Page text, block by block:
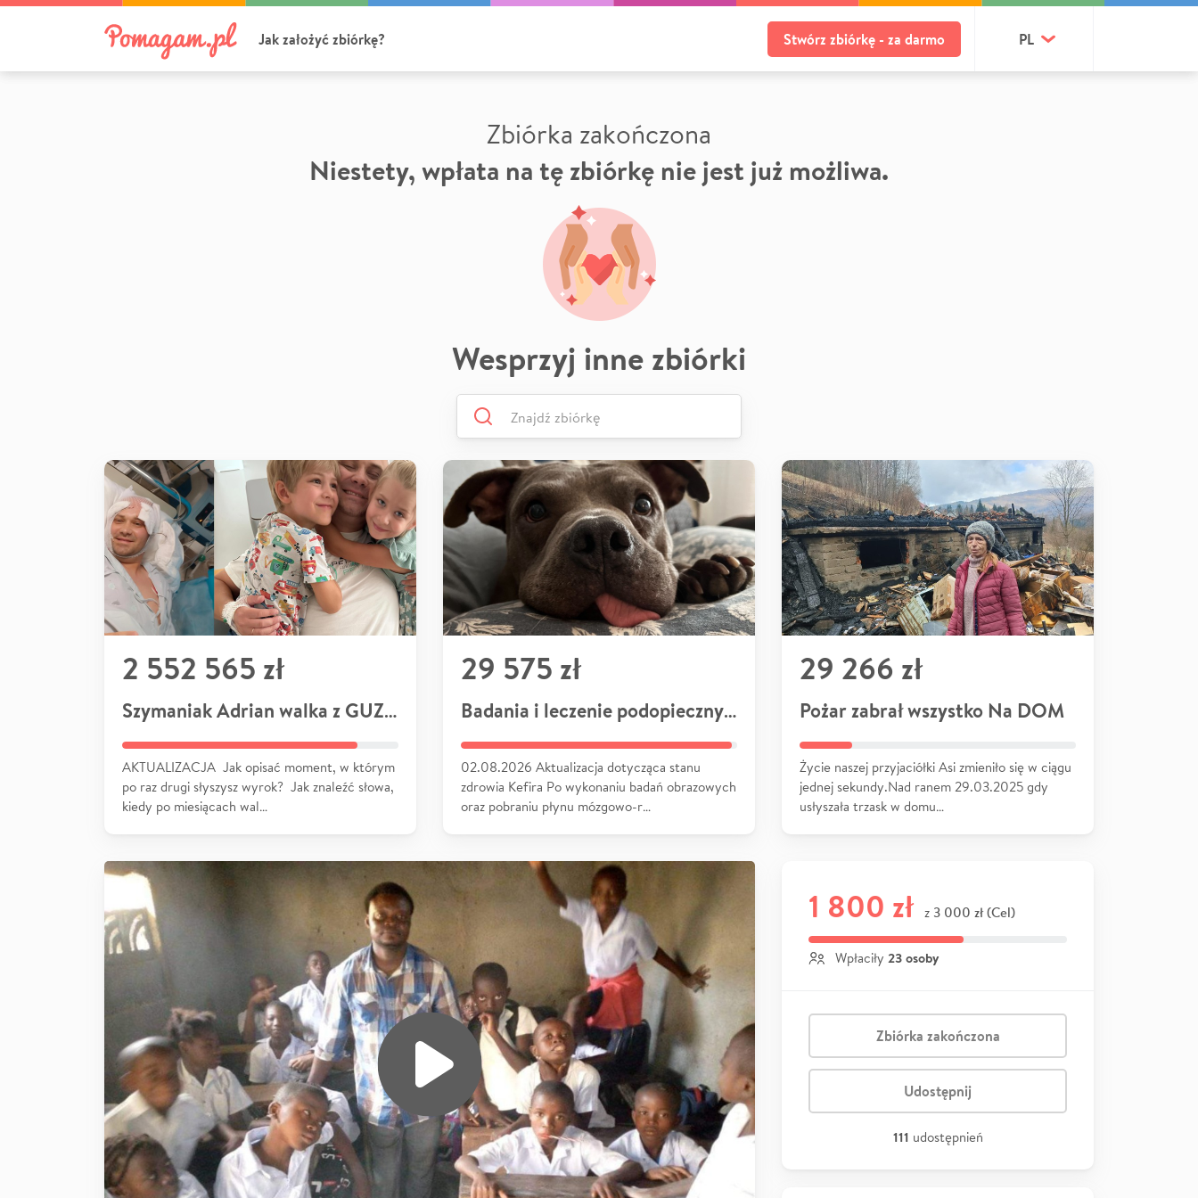
Jak założyć zbiórkę? Stwórz zbiórkę - za darmo PL
Zbiórka zakończona
Niestety, wpłata na tę zbiórkę nie jest już możliwa.
Wesprzyj inne zbiórki
2 552 565 zł
Szymaniak Adrian walka z GUZEM
AKTUALIZACJA Jak opisać moment, w którym
po raz drugi słyszysz wyrok? Jak znaleźć słowa,
kiedy po miesiącach wal…
29 575 zł
Badania i leczenie podopiecznych
02.08.2026 Aktualizacja dotycząca stanu
zdrowia Kefira Po wykonaniu badań obrazowych
oraz pobraniu płynu mózgowo-r…
29 266 zł
Pożar zabrał wszystko Na DOM
Życie naszej przyjaciółki Asi zmieniło się w ciągu
jednej sekundy.Nad ranem 29.03.2025 gdy
usłyszała trzask w domu…
1 800 zł z 3 000 zł (Cel)
Wpłaciły 23 osoby
Zbiórka zakończona
Udostępnij
111 udostępnień